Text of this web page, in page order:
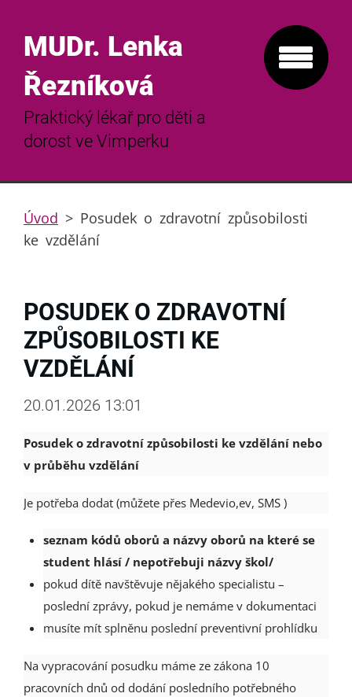
MUDr. Lenka
Řezníková
Praktický lékař pro děti a
dorost ve Vimperku
Úvod > Posudek o zdravotní způsobilosti
ke vzdělání
POSUDEK O ZDRAVOTNÍ
ZPŮSOBILOSTI KE
VZDĚLÁNÍ
20.01.2026 13:01
Posudek o zdravotní způsobilosti ke vzdělání nebo
v průběhu vzdělání
Je potřeba dodat (můžete přes Medevio,ev, SMS )
seznam kódů oborů a názvy oborů na které se
student hlásí / nepotřebuji názvy škol/
pokud dítě navštěvuje nějakého specialistu –
poslední zprávy, pokud je nemáme v dokumentaci
musíte mít splněnu poslední preventivní prohlídku
Na vypracování posudku máme ze zákona 10
pracovních dnů od dodání posledního potřebného